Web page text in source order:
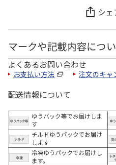
シェ
マークや記載内容につ
よくあるお問い合わせ
お支払い方法 注文のキャ
配送情報について
ゆうパック等でお届けしま
す
チルドゆうパックでお届け
します
冷凍ゆうパックでお届けし
ます。